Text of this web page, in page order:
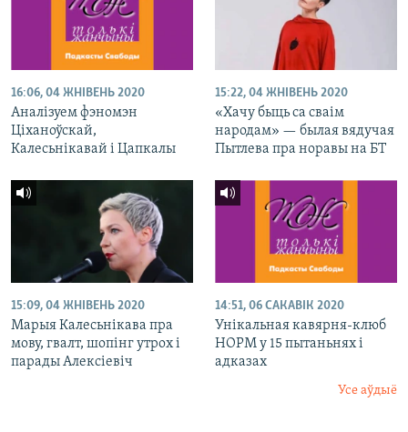
16:06, 04 ЖНІВЕНЬ 2020
Аналізуем фэномэн
Ціханоўскай,
Калесьнікавай і Цапкалы
15:22, 04 ЖНІВЕНЬ 2020
«Хачу быць са сваім
народам» — былая вядучая
Пытлева пра норавы на БТ
15:09, 04 ЖНІВЕНЬ 2020
Марыя Калесьнікава пра
мову, гвалт, шопінг утрох і
парады Алексіевіч
14:51, 06 САКАВІК 2020
Унікальная кавярня-клюб
НОРМ у 15 пытаньнях і
адказах
Усе аўдыё